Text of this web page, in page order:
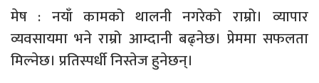
मेष : नयाँ कामको थालनी नगरेको राम्रो। व्यापार
व्यवसायमा भने राम्रो आम्दानी बढ्नेछ। प्रेममा सफलता
मिल्नेछ। प्रतिस्पर्धी निस्तेज हुनेछन्।